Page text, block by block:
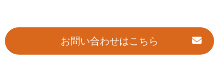
お問い合わせはこちら